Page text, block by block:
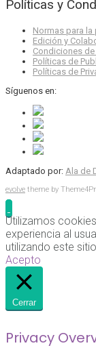
Políticas y
Normas para
Edición y
Condiciones
Políticas de
Políticas de
Síguenos en:
Adaptado por: Ala de
evolve theme by
Utilizamos
experiencia al
utilizando este
Acepto
Cerrar
Privacy